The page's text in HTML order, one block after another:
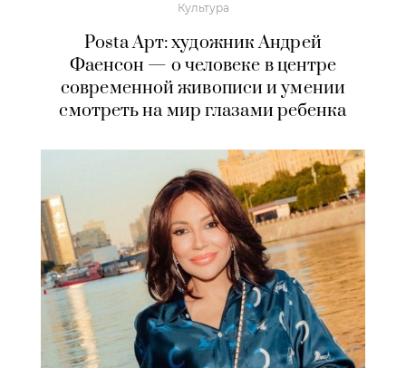
Культура
Posta Арт: художник Андрей
Фаенсон — о человеке в центре
современной живописи и умении
смотреть на мир глазами ребенка